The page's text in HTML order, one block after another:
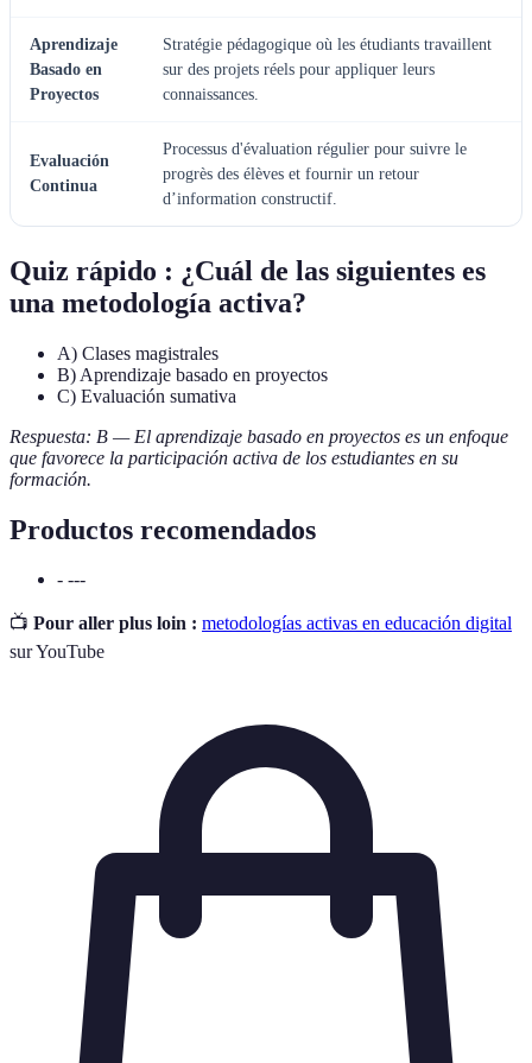
Aprendizaje
Basado en
Proyectos
Stratégie pédagogique où les étudiants travaillent
sur des projets réels pour appliquer leurs
connaissances.
Evaluación
Continua
Processus d'évaluation régulier pour suivre le
progrès des élèves et fournir un retour
d’information constructif.
Quiz rápido : ¿Cuál de las siguientes es
una metodología activa?
A) Clases magistrales
B) Aprendizaje basado en proyectos
C) Evaluación sumativa
Respuesta: B — El aprendizaje basado en proyectos es un enfoque
que favorece la participación activa de los estudiantes en su
formación.
Productos recomendados
- ---
📺 Pour aller plus loin : metodologías activas en educación digital
sur YouTube